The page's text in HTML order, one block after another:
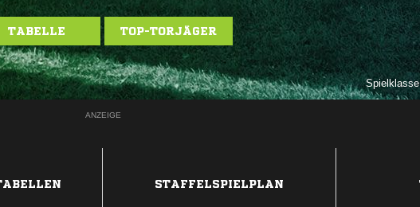
TABELLE TOP-TORJÄGER
ANZEIGE
STAFFELSPIELPLAN